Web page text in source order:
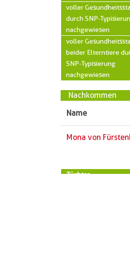
voller
durch SNP-
nachgewiesen
voller
beider Elterntiere
SNP-Typisierung
nachgewiesen
Nachkommen
Name
Mona von
Züchter